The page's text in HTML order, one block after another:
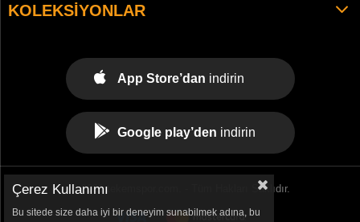
KOLEKSIYONLAR
App Store’dan indirin
Google play’den indirin
© 2021 tekemspor.com. - Tüm Hakları Saklıdır.
Çerez Kullanımı
Bu sitede size daha iyi bir deneyim sunabilmek adına, bu